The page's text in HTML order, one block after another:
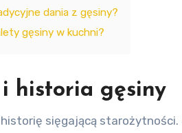
dania z gęsiny?
gęsiny w kuchni?
historia gęsiny
historię sięgającą